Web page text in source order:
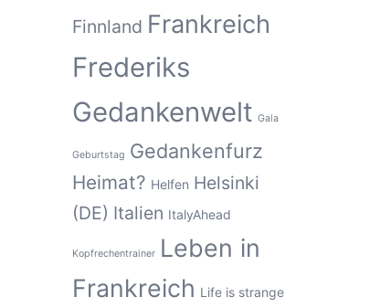
Finnland Frankreich
Frederiks
Gedankenwelt Gala
Geburtstag Gedankenfurz
Heimat? Helfen Helsinki
(DE) Italien ItalyAhead
Kopfrechentrainer Leben in
Frankreich Life is strange